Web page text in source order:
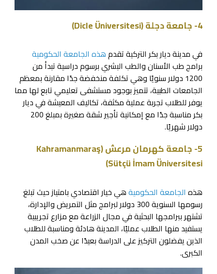
4- جامعة دجلة (Dicle Üniversitesi)
في مدينة ديار بكر التركية تقدمهذه الجامعة الحكومية
برامج طب الأسنان والطب البشري برسوم دراسية تبدأ من
1200 دولار سنويًا وهي تكلفة منخفضة جدًا مقارنة بمعظم
الجامعات الطبية، تتميز بوجود مستشفى تعليمي تابع لها مما
يوفر للطلاب تجربة عملية مكثفة، تكاليف المعيشة في ديار
بكر مناسبة جدًا مع إمكانية تأجير شقة صغيرة بمبلغ 200
دولار شهريًا.
5- جامعة كهرمان مرعش (Kahramanmaraş
Sütçü İmam Üniversitesi)
هذه الجامعة الحكوميةهي خيار اقتصادي بامتياز حيث تبلغ
رسومها السنوية 300 دولار لبرامج مثل التمريض والإدارة،
تشتهر ببرامجها البحثية في مجال الزراعة مع مزارع تجريبية
يستفيد منها الطلاب عمليًا، المدينة هادئة ومناسبة للطلاب
الذين يفضلون التركيز على الدراسة بعيدًا عن صخب المدن
الكبرى.